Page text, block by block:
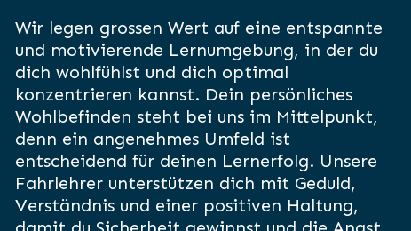
Wir legen grossen Wert auf eine entspannte
und motivierende Lernumgebung, in der du
dich wohlfühlst und dich optimal
konzentrieren kannst. Dein persönliches
Wohlbefinden steht bei uns im Mittelpunkt,
denn ein angenehmes Umfeld ist
entscheidend für deinen Lernerfolg. Unsere
Fahrlehrer unterstützen dich mit Geduld,
Verständnis und einer positiven Haltung,